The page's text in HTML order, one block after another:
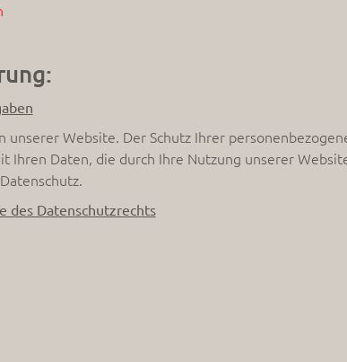
unserer Website. Der Schutz Ihrer
Ihren Daten, die durch Ihre Nutzung unserer
des Datenschutzrechts